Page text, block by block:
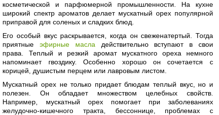
косметической и парфюмерной промышленности. На кухне
широкий спектр ароматов делает мускатный орех популярной
приправой для соленых и сладких блюд.
Его особый вкус раскрывается, когда он свеженатертый. Тогда
приятныеэфирные масла действительно вступают в свои
права. Теплый и резкий аромат мускатного ореха немного
напоминает гвоздику. Особенно хорошо он сочетается с
корицей, душистым перцем или лавровым листом.
Мускатный орех не только придает блюдам теплый вкус, но и
полезен. Он обладает множеством целебных свойств.
Например, мускатный орех помогает при заболеваниях
желудочно-кишечного тракта, бессоннице, проблемах с